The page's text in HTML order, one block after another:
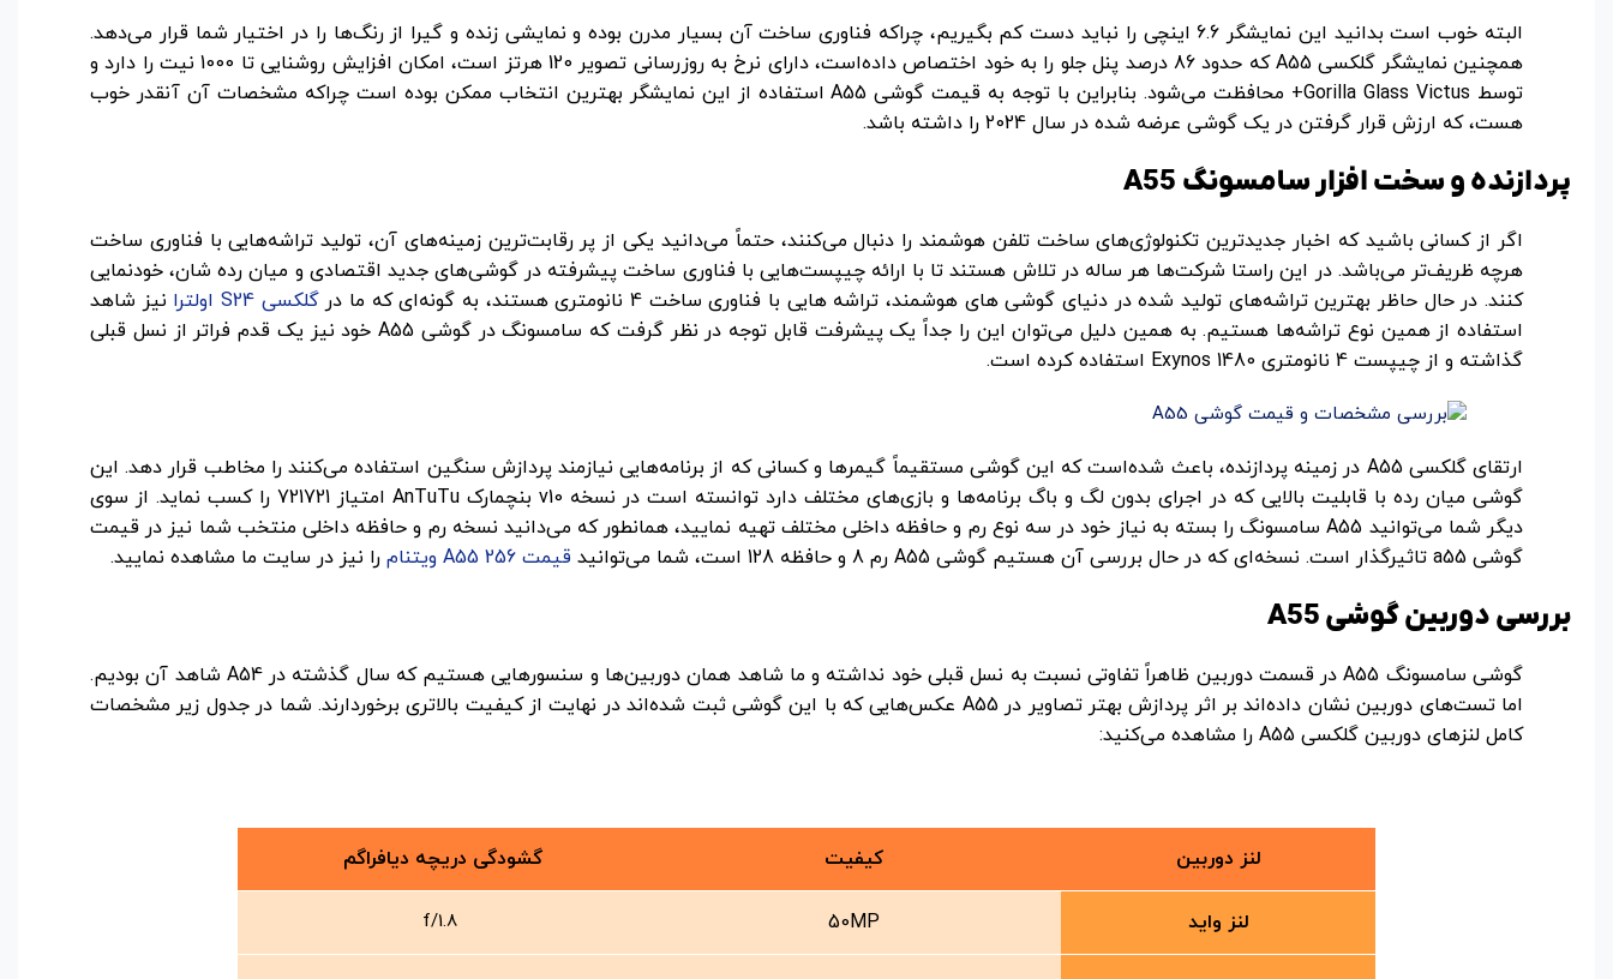
البته خوب است بدانید این نمایشگر 6.6 اینچی را نباید دست کم بگیریم، چراکه فناوری ساخت آن بسیار مدرن بوده و نمایشی زنده و گیرا از رنگ‌ها را در اختیار شما قرار می‌دهد.
همچنین نمایشگر گلکسی A55 که حدود 86 درصد پنل جلو را به خود اختصاص داده‌است، دارای نرخ به روزرسانی تصویر 120 هرتز است، امکان افزایش روشنایی تا 1000 نیت را دارد و
توسط Gorilla Glass Victus+ محافظت می‌شود. بنابراین با توجه به قیمت گوشی A55 استفاده از این نمایشگر بهترین انتخاب ممکن بوده است چراکه مشخصات آن آنقدر خوب
هست، که ارزش قرار گرفتن در یک گوشی عرضه شده در سال 2024 را داشته باشد.
پردازنده و سخت افزار سامسونگ A55
اگر از کسانی باشید که اخبار جدیدترین تکنولوژی‌های ساخت تلفن هوشمند را دنبال می‌کنند، حتماً می‌دانید یکی از پر رقابت‌ترین زمینه‌های آن، تولید تراشه‌هایی با فناوری ساخت
هرچه ظریف‌تر می‌باشد. در این راستا شرکت‌ها هر ساله در تلاش هستند تا با ارائه چیپست‌هایی با فناوری ساخت پیشرفته در گوشی‌های جدید اقتصادی و میان رده شان، خودنمایی
کنند. در حال حاظر بهترین تراشه‌های تولید شده در دنیای گوشی های هوشمند، تراشه هایی با فناوری ساخت 4 نانومتری هستند، به گونه‌ای که ما در
گلکسی S24 اولترا
نیز شاهد
استفاده از همین نوع تراشه‌ها هستیم. به همین دلیل می‌توان این را جداً یک پیشرفت قابل توجه در نظر گرفت که سامسونگ در گوشی A55 خود نیز یک قدم فراتر از نسل قبلی
گذاشته و از چیپست 4 نانومتری Exynos 1480 استفاده کرده است.
ارتقای گلکسی A55 در زمینه پردازنده، باعث شده‌است که این گوشی مستقیماً گیمرها و کسانی که از برنامه‌هایی نیازمند پردازش سنگین استفاده می‌کنند را مخاطب قرار دهد. این
گوشی میان رده با قابلیت بالایی که در اجرای بدون لگ و باگ برنامه‌ها و بازی‌های مختلف دارد توانسته است در نسخه v10 بنچمارک AnTuTu امتیاز 721721 را کسب نماید. از سوی
دیگر شما می‌توانید A55 سامسونگ را بسته به نیاز خود در سه نوع رم و حافظه داخلی مختلف تهیه نمایید، همانطور که می‌دانید نسخه رم و حافظه داخلی منتخب شما نیز در قیمت
گوشی a55 تاثیرگذار است. نسخه‌ای که در حال بررسی آن هستیم گوشی A55 رم 8 و حافظه 128 است، شما می‌توانید
قیمت A55 256 ویتنام را نیز در سایت ما مشاهده نمایید.
بررسی دوربین گوشی A55
گوشی سامسونگ A55 در قسمت دوربین ظاهراً تفاوتی نسبت به نسل قبلی خود نداشته و ما شاهد همان دوربین‌ها و سنسورهایی هستیم که سال گذشته در A54 شاهد آن بودیم.
اما تست‌های دوربین نشان داده‌اند بر اثر پردازش بهتر تصاویر در A55 عکس‌هایی که با این گوشی ثبت شده‌اند در نهایت از کیفیت بالاتری برخوردارند. شما در جدول زیر مشخصات
کامل لنزهای دوربین گلکسی A55 را مشاهده می‌کنید:
لنز دوربین کیفیت گشودگی دریچه دیافراگم
لنز واید 50MP
f/1.8